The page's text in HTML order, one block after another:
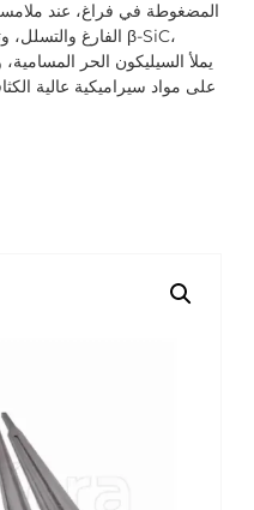
المضغوطة في فراغ، عند
على مواد سيراميكية عالية